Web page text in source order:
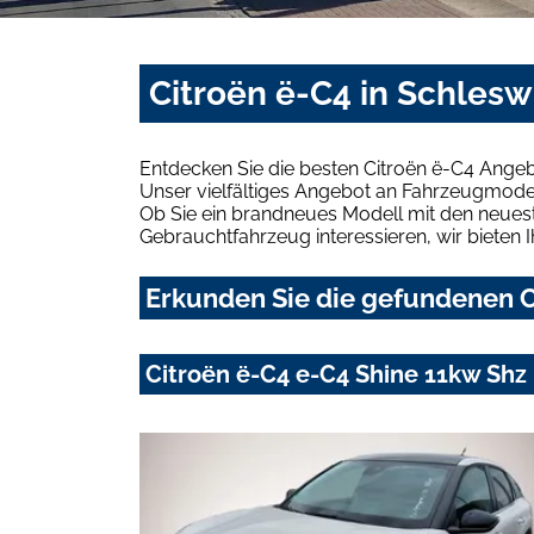
Citroën ë-C4 in
Entdecken Sie die besten Citroën ë-C4
Unser vielfältiges Angebot an
Ob Sie ein brandneues Modell mit den
Gebrauchtfahrzeug interessieren, wir bieten
Erkunden Sie die gefundenen
Citroën ë-C4 e-C4 Shine 11kw